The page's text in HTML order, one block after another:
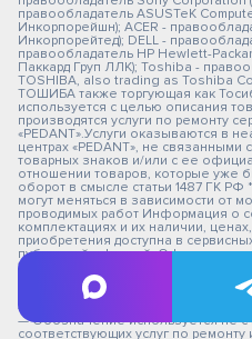
правообладатель ASUSTeK
Инкорпорейшн); ACER -
Инкорпорейтед); DELL -
правообладатель HP Hewlett-
Паккард Груп ЛЛК); Toshiba -
TOSHIBA, also trading as Toshiba
ТОШИБА также торгующая как
используется с целью описания
производятся услуги по ремонту
«PEDANT».Услуги оказываются в
центрах «PEDANT», не
товарных знаков и/или с ее
отношении товаров, которые уже
оборот в смысле статьи 1487 ГК РФ
могут меняться в зависимости от
проводимых работ Информация о
комплектациях и их наличии,
приобретения доступна в
публичной офертой. Оферта на
Застрахованного имущества
— СЦ не является уполномоченной
импортера, изготовителя.
— СЦ "Педант" не является
— Обозначение используется не с
соответствующих услуг по